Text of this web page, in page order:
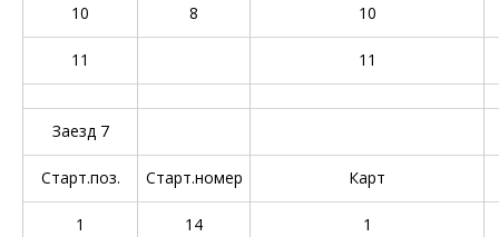
10 8 10
11 11
Заезд 7
Старт.поз. Старт.номер Карт
1 14 1